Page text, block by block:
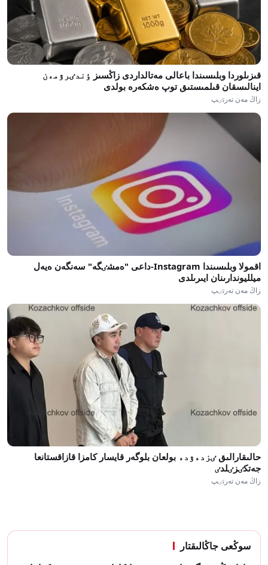
قىزىلوردا وبلىسىندا باعالى مەتالداردى زاڭسىز ٶندٸرۋمەن
اينالىسقان قىلمىستىق توپ ەشكەرە بولدى
زاڭ مەن تەرتٸپ
اقمولا وبلىسىندا Instagram-داعى "ەمشٸگە" سەنگەن ەيەل
ميلليوندارىنان ايىرىلدى
زاڭ مەن تەرتٸپ
حالىقارالىق ٸزدەۋدە بولعان بلوگەر قايسار كامزا قازاقستانعا
جەتكٸزٸلدٸ
زاڭ مەن تەرتٸپ
سوڭعى جاڭالىقتار